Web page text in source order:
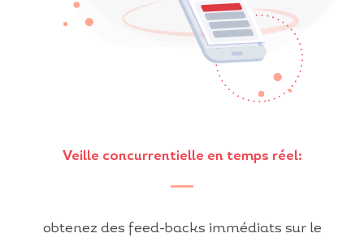
Veille concurrentielle en temps réel:
obtenez des feed-backs immédiats sur le